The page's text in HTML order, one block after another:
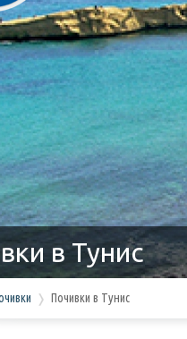
в Тунис
Почивки в Тунис